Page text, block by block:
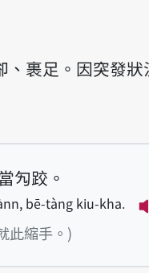
、裹足。因突發狀
勼跤。
bē-tàng kiu-kha.
此縮手。)